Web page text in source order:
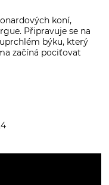
koní,
Připravuje se na
býku, který
začíná pociťovat